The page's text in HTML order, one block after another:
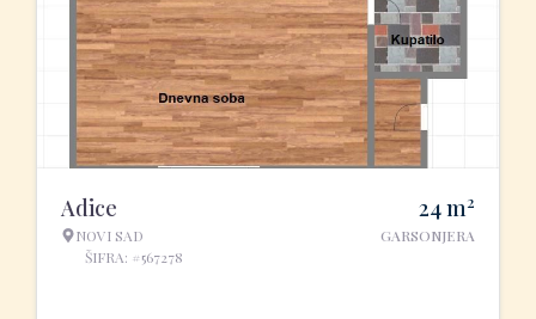
Adice
NOVI SAD
ŠIFRA: #567278
24m2
GARSONJERA